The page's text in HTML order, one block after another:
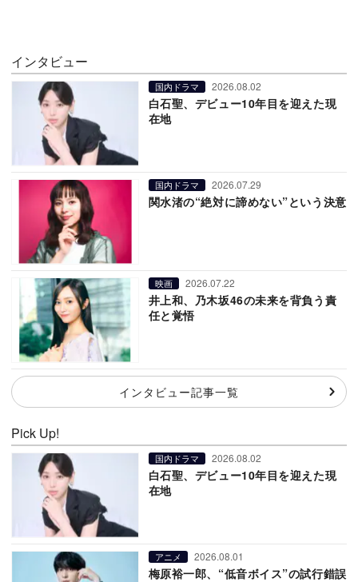
インタビュー
国内ドラマ 2026.08.02
白石聖、デビュー10年目を迎えた現
在地
国内ドラマ 2026.07.29
関水渚の“絶対に諦めない”という決意
映画 2026.07.22
井上和、乃木坂46の未来を背負う責
任と覚悟
インタビュー記事一覧
Pick Up!
国内ドラマ 2026.08.02
白石聖、デビュー10年目を迎えた現
在地
アニメ 2026.08.01
梅原裕一郎、“低音ボイス”の試行錯誤